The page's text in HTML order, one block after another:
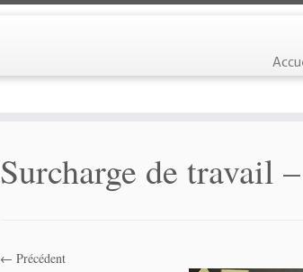
Surcharge de travail
← Précédent